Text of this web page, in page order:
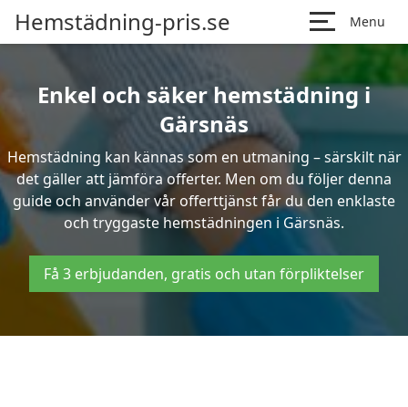
Hemstädning-pris.se Menu
Enkel och säker hemstädning i
Gärsnäs
Hemstädning kan kännas som en utmaning – särskilt när
det gäller att jämföra offerter. Men om du följer denna
guide och använder vår offerttjänst får du den enklaste
och tryggaste hemstädningen i Gärsnäs.
Få 3 erbjudanden, gratis och utan förpliktelser